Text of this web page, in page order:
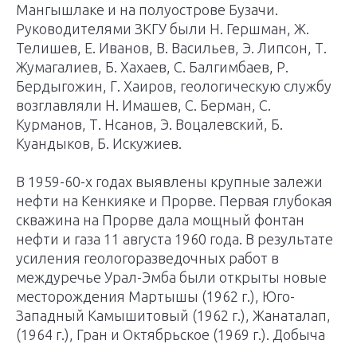
Мангышлаке и на полуострове Бузачи.
Руководителями ЗКГУ были Н. Гершман, Ж.
Телишев, Е. Иванов, В. Васильев, Э. Липсон, Т.
Жумагалиев, Б. Хахаев, С. Балгимбаев, Р.
Бердыгожин, Г. Хаиров, геологическую службу
воз­главляли Н. Имашев, С. Берман, С.
Курманов, Т. Нсанов, Э. Воцалевский, Б.
Куандыков, Б. Искужиев.
В 1959-60-х годах выявлены крупные залежи
нефти на Кенкияке и Прорве. Первая глубокая
скважина на Прорве дала мощный фонтан
нефти и газа 11 августа 1960 года. В результате
усиления геологоразведочных работ в
междуречье Урал-Эмба были открыты новые
месторождения Мартышы (1962 г.), Юго-
Западный Камышитовый (1962 г.), Жанаталап,
(1964 г.), Гран и Октябрьское (1969 г.). Добыча